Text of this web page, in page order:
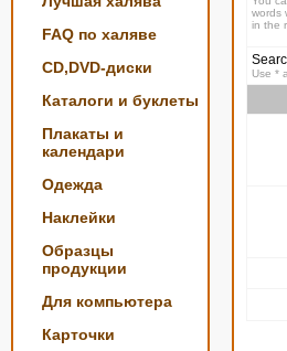
FAQ по халяве
CD,DVD-диски
Каталоги и буклеты
Плакаты и
календари
Одежда
Наклейки
Образцы
продукции
Для компьютера
Карточки
words
in the
Use *